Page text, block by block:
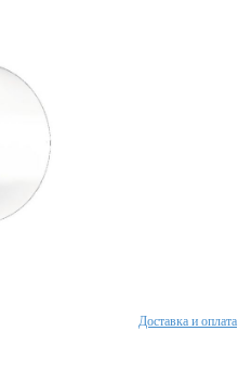
Доставка и оплата